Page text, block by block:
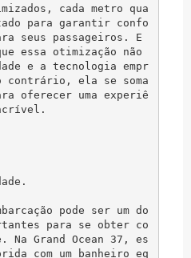
cada metro qua
para garantir confo
seus passageiros. E
essa otimização não
e a tecnologia empr
contrário, ela se soma
oferecer uma experiê
pode ser um do
para se obter co
Grand Ocean 37, es
com um banheiro eq